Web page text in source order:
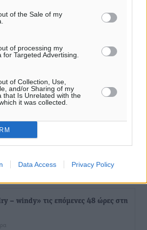
of the Sale of my
of processing my
for Targeted Advertising.
of Collection, Use,
and/or Sharing of my
that Is Unrelated with the
it was collected.
Data Access Privacy Policy
Ροή ειδήσεων
– windy» τις επόμενες 48 ώρες στη